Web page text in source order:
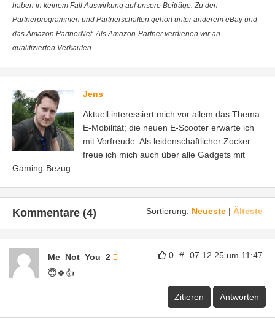
haben in keinem Fall Auswirkung auf unsere Beiträge. Zu den
Partnerprogrammen und Partnerschaften gehört unter anderem eBay und
das Amazon PartnerNet. Als Amazon-Partner verdienen wir an
qualifizierten Verkäufen.
Jens
Aktuell interessiert mich vor allem das Thema
E-Mobilität; die neuen E-Scooter erwarte ich
mit Vorfreude. Als leidenschaftlicher Zocker
freue ich mich auch über alle Gadgets mit
Gaming-Bezug.
Sortierung: Neueste | Älteste
Kommentare (4)
0 # 07.12.25 um 11:47
Me_Not_You_2
😇🍀👍
Zitieren Antworten